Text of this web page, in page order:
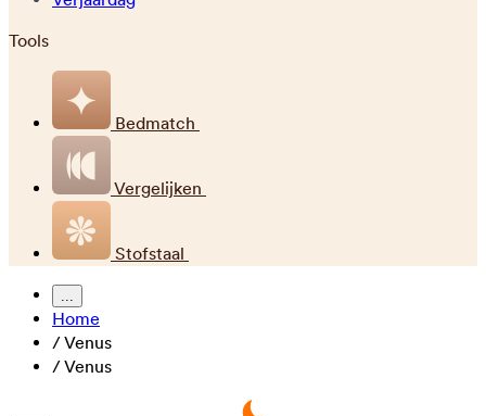
Tools
Bedmatch
Vergelijken
Stofstaal
...
Home
/Venus
/Venus